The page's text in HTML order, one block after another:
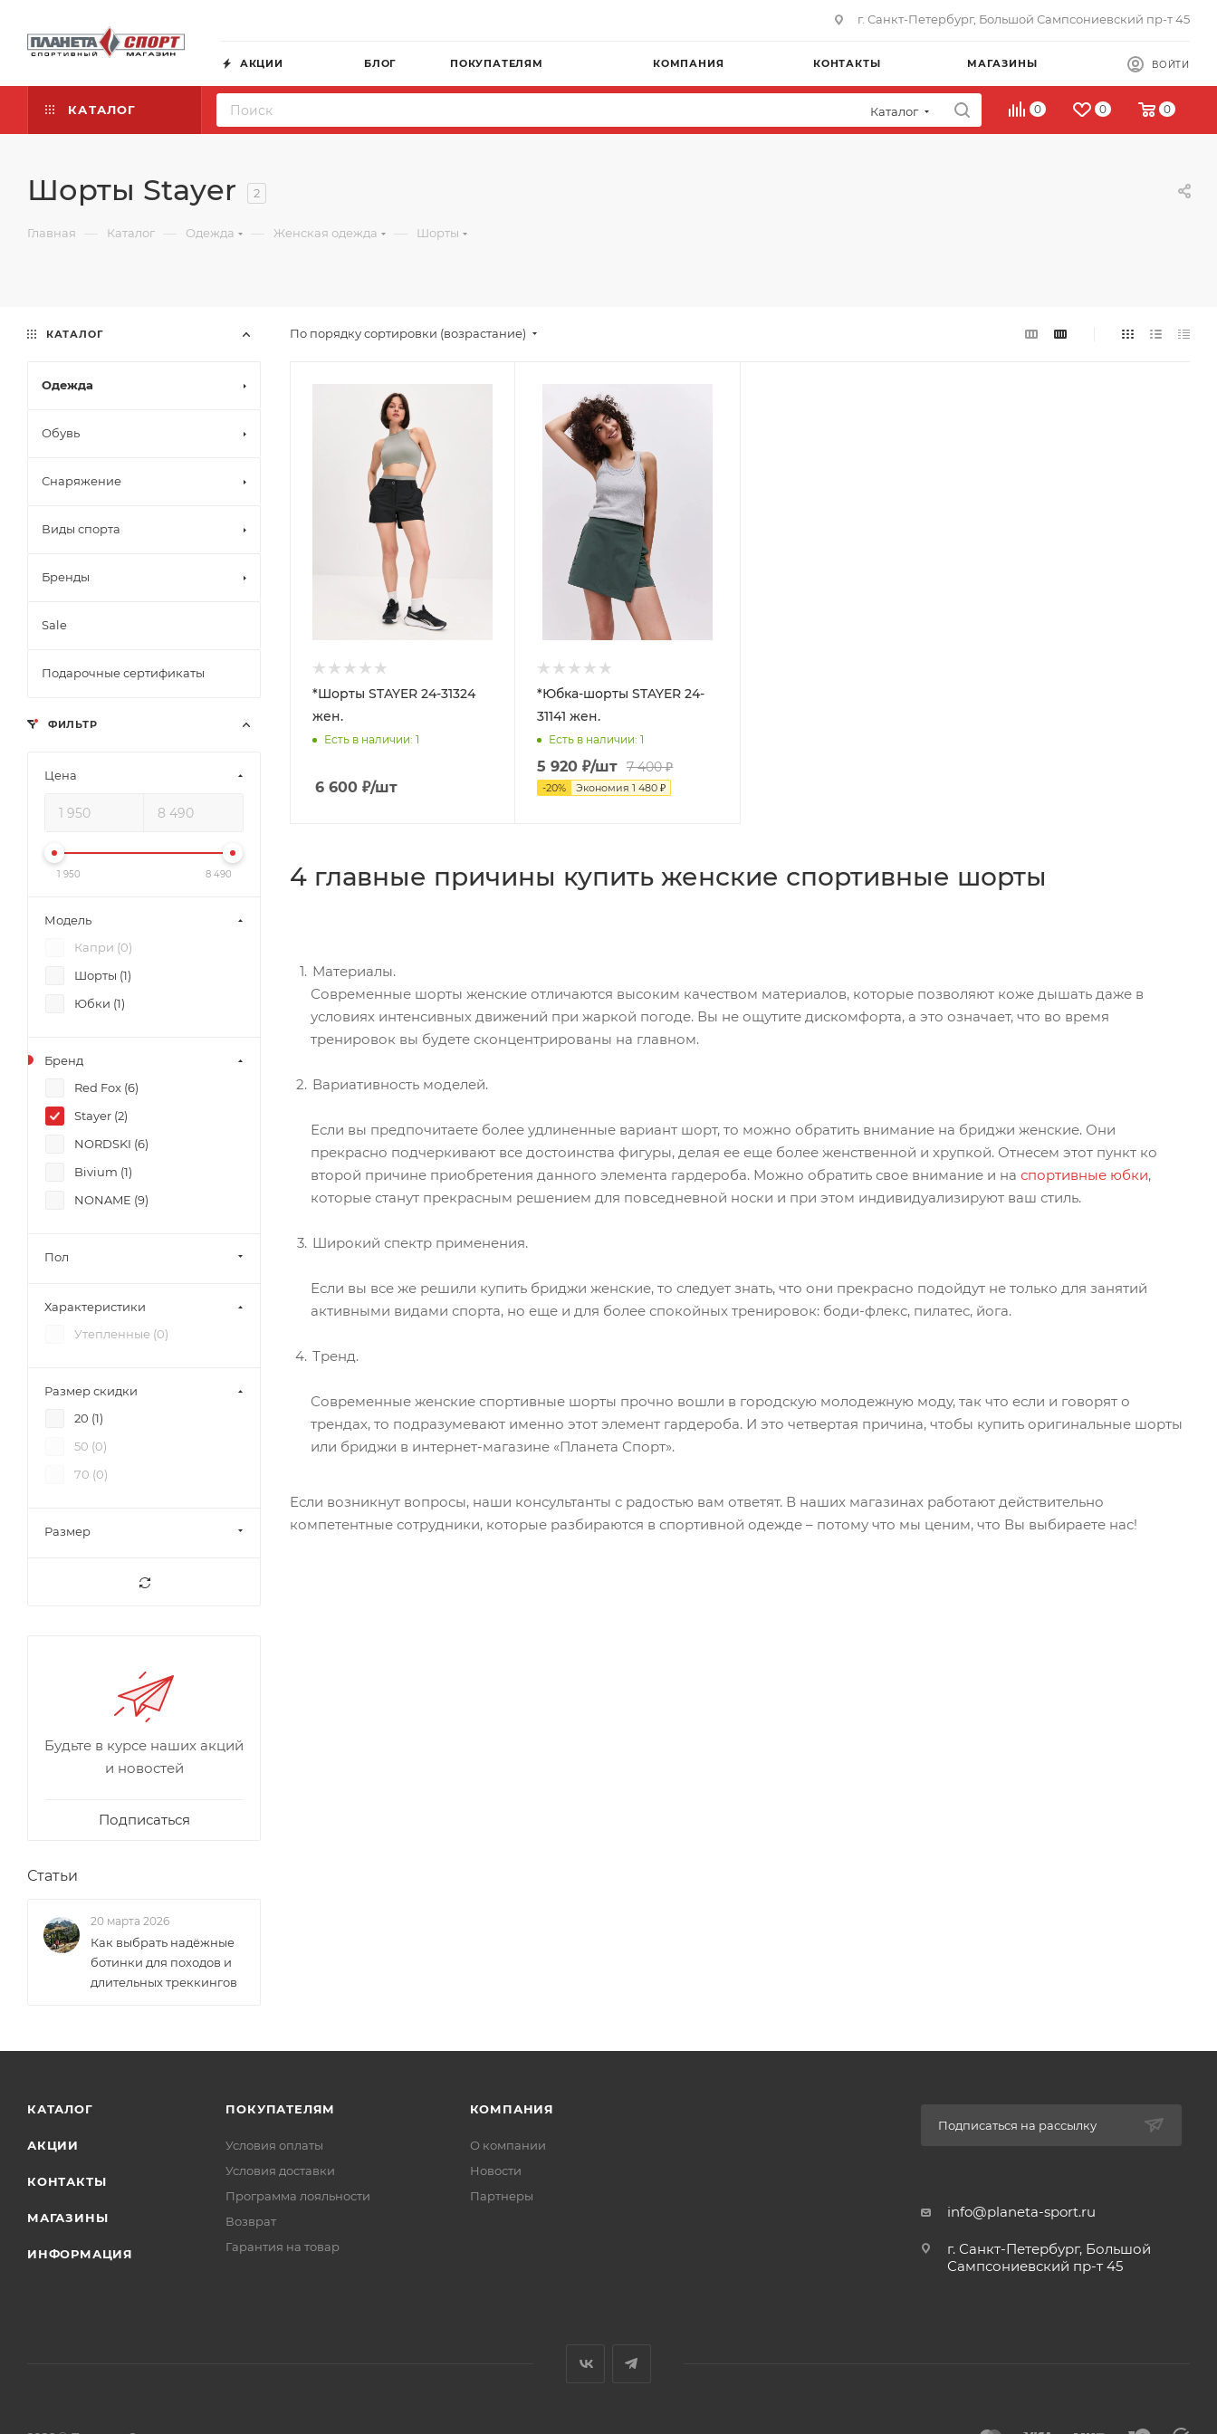
г. Санкт-Петербург, Большой Сампсониевский пр-т 45
АКЦИИ БЛОГ ПОКУПАТЕЛЯМ КОМПАНИЯ КОНТАКТЫ МАГАЗИНЫ ВОЙТИ
КАТАЛОГ Каталог 0 0 0
Шорты Stayer 2
Главная — Каталог — Одежда — Женская одежда — Шорты
По порядку сортировки (возрастание)
*Шорты STAYER 24-31324
жен.
Есть в наличии: 1
6 600 ₽/шт
*Юбка-шорты STAYER 24-
31141 жен.
Есть в наличии: 1
5 920 ₽/шт 7 400₽
-20% Экономия1 480 ₽
4 главные причины купить женские спортивные шорты
Материалы.
Современные шорты женские отличаются высоким качеством материалов, которые позволяют коже дышать даже в
условиях интенсивных движений при жаркой погоде. Вы не ощутите дискомфорта, а это означает, что во время
тренировок вы будете сконцентрированы на главном.
Вариативность моделей.
Если вы предпочитаете более удлиненные вариант шорт, то можно обратить внимание на бриджи женские. Они
прекрасно подчеркивают все достоинства фигуры, делая ее еще более женственной и хрупкой. Отнесем этот пункт ко
второй причине приобретения данного элемента гардероба. Можно обратить свое внимание и на спортивные юбки,
которые станут прекрасным решением для повседневной носки и при этом индивидуализируют ваш стиль.
Широкий спектр применения.
Если вы все же решили купить бриджи женские, то следует знать, что они прекрасно подойдут не только для занятий
активными видами спорта, но еще и для более спокойных тренировок: боди-флекс, пилатес, йога.
Тренд.
Современные женские спортивные шорты прочно вошли в городскую молодежную моду, так что если и говорят о
трендах, то подразумевают именно этот элемент гардероба. И это четвертая причина, чтобы купить оригинальные шорты
или бриджи в интернет-магазине «Планета Спорт».
Если возникнут вопросы, наши консультанты с радостью вам ответят. В наших магазинах работают действительно
компетентные сотрудники, которые разбираются в спортивной одежде – потому что мы ценим, что Вы выбираете нас!
КАТАЛОГ
Одежда
Обувь
Снаряжение
Виды спорта
Бренды
Sale
Подарочные сертификаты
ФИЛЬТР
Цена
1 950 8 490
Модель
Капри (0)
Шорты (1)
Юбки (1)
Бренд
Red Fox (6)
Stayer (2)
NORDSKI (6)
Bivium (1)
NONAME (9)
Пол
Характеристики
Утепленные (0)
Размер скидки
20 (1)
50 (0)
70 (0)
Размер
Будьте в курсе наших акций
и новостей
Подписаться
Статьи
20 марта 2026
Как выбрать надёжные
ботинки для походов и
длительных треккингов
КАТАЛОГ
АКЦИИ
КОНТАКТЫ
МАГАЗИНЫ
ИНФОРМАЦИЯ
ПОКУПАТЕЛЯМ
Условия оплаты
Условия доставки
Программа лояльности
Возврат
Гарантия на товар
КОМПАНИЯ
О компании
Новости
Партнеры
Подписаться на рассылку
info@planeta-sport.ru
г. Санкт-Петербург, Большой
Сампсониевский пр-т 45